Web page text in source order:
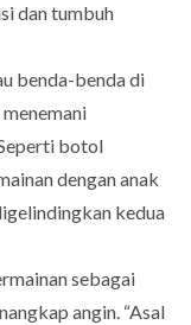
dan tumbuh
benda-benda di
botol
dengan anak
kedua
sebagai
angin. “Asal